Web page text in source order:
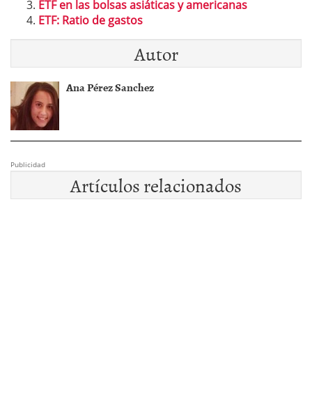
ETF en las bolsas asiáticas y americanas
ETF: Ratio de gastos
Autor
Ana Pérez Sanchez
Publicidad
Artículos relacionados